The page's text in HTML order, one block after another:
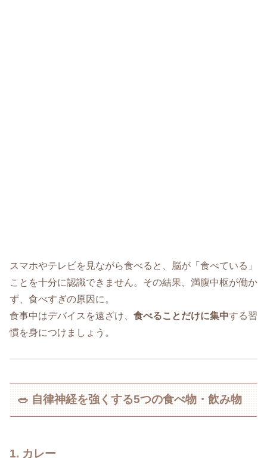
スマホやテレビを見ながら食べると、脳が「食べている」
ことを十分に認識できません。その結果、満腹中枢が働か
ず、食べすぎの原因に。
食事中はデバイスを遠ざけ、 食べることだけに集中する習
慣を身につけましょう。
🥗 自律神経を強くする5つの食べ物・飲み物
1. カレー